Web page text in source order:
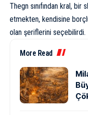
Thegn sınıfından kral, bir
etmekten, kendisine
olan şeriflerini seçebilirdi.
More Read